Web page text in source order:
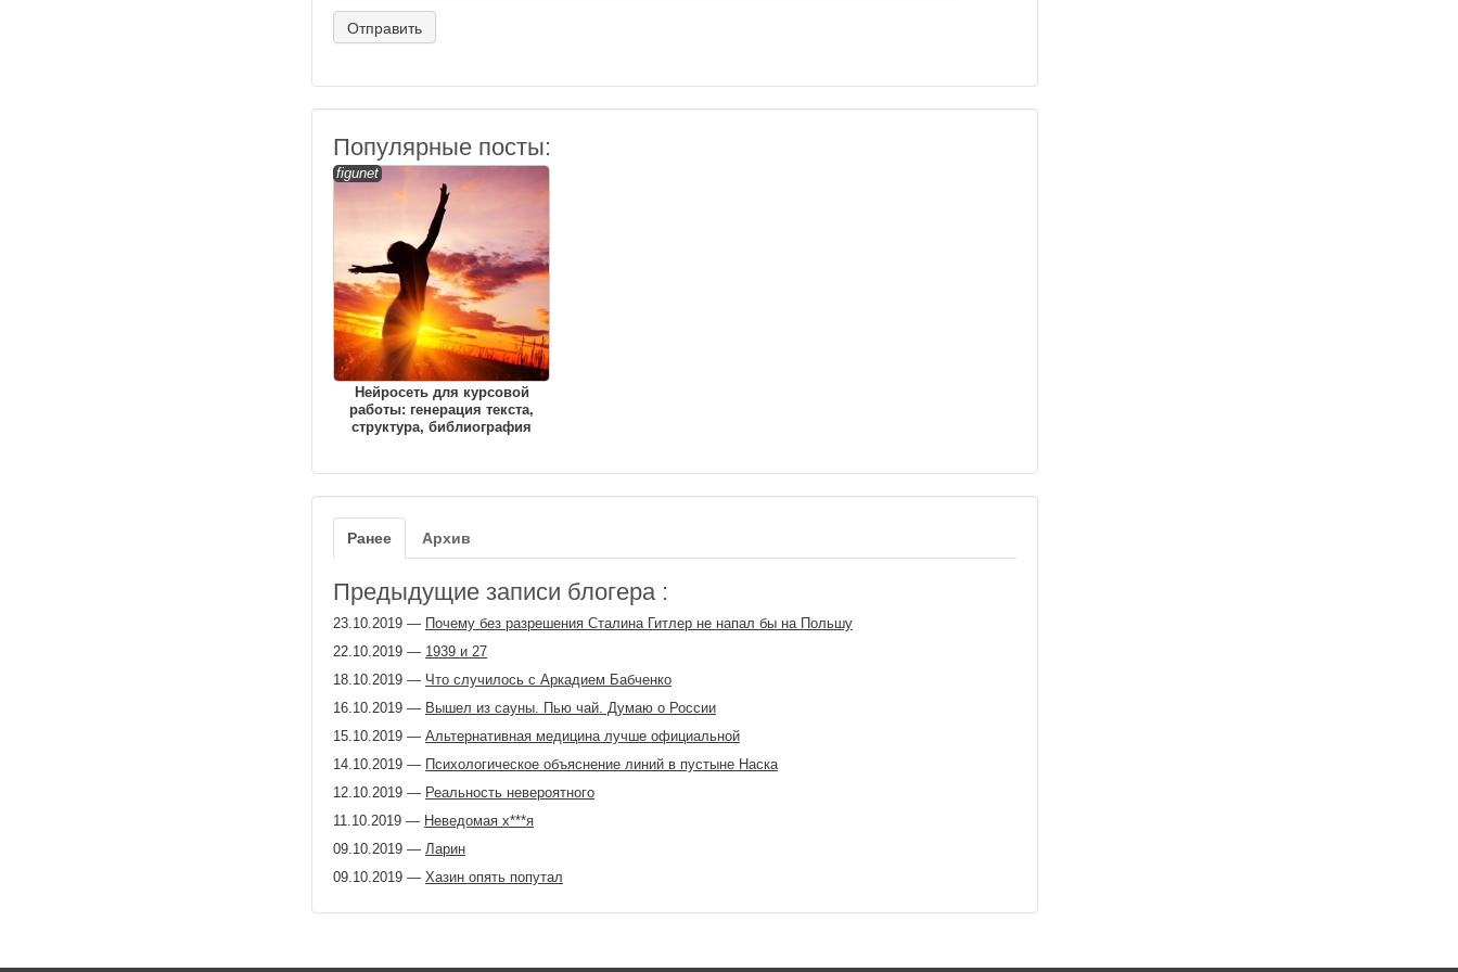
Популярные посты:
figunet
Нейросеть для курсовой
работы: генерация текста,
структура, библиография
Ранее Архив
Предыдущие записи блогера :
23.10.2019 — Почему без разрешения Сталина Гитлер не напал бы на Польшу
22.10.2019 — 1939 и 27
18.10.2019 — Что случилось с Аркадием Бабченко
16.10.2019 — Вышел из сауны. Пью чай. Думаю о России
15.10.2019 — Альтернативная медицина лучше официальной
14.10.2019 — Психологическое объяснение линий в пустыне Наска
12.10.2019 — Реальность невероятного
11.10.2019 — Неведомая х​***я
09.10.2019 — Ларин
09.10.2019 — Хазин опять попутал